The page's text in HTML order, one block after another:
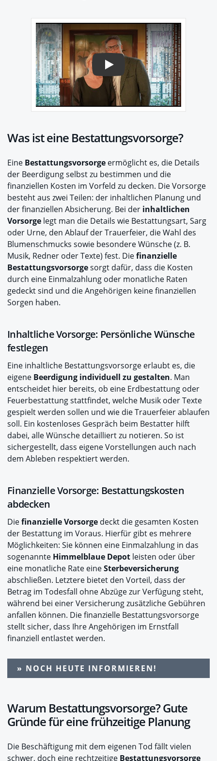
Play
Was ist eine Bestattungsvorsorge?
Eine Bestattungsvorsorge ermöglicht es, die Details
der Beerdigung selbst zu bestimmen und die
finanziellen Kosten im Vorfeld zu decken. Die Vorsorge
besteht aus zwei Teilen: der inhaltlichen Planung und
der finanziellen Absicherung. Bei der inhaltlichen
Vorsorge legt man die Details wie Bestattungsart, Sarg
oder Urne, den Ablauf der Trauerfeier, die Wahl des
Blumenschmucks sowie besondere Wünsche (z. B.
Musik, Redner oder Texte) fest. Diefinanzielle
Bestattungsvorsorgesorgt dafür, dass die Kosten
durch eine Einmalzahlung oder monatliche Raten
gedeckt sind und die Angehörigen keine finanziellen
Sorgen haben.
Inhaltliche Vorsorge: Persönliche Wünsche
festlegen
Eine inhaltliche Bestattungsvorsorge erlaubt es, die
eigene Beerdigung individuell zu gestalten. Man
entscheidet hier bereits, ob eine Erdbestattung oder
Feuerbestattung stattfindet, welche Musik oder Texte
gespielt werden sollen und wie die Trauerfeier ablaufen
soll. Ein kostenloses Gespräch beim Bestatter hilft
dabei, alle Wünsche detailliert zu notieren. So ist
sichergestellt, dass eigene Vorstellungen auch nach
dem Ableben respektiert werden.
Finanzielle Vorsorge: Bestattungskosten
abdecken
Diefinanzielle Vorsorge deckt die gesamten Kosten
der Bestattung im Voraus. Hierfür gibt es mehrere
Möglichkeiten: Sie können eine Einmalzahlung in das
sogenannte Himmelblaue Depot leisten oder über
eine monatliche Rate eineSterbeversicherung
abschließen. Letztere bietet den Vorteil, dass der
Betrag im Todesfall ohne Abzüge zur Verfügung steht,
während bei einer Versicherung zusätzliche Gebühren
anfallen können. Die finanzielle Bestattungsvorsorge
stellt sicher, dass Ihre Angehörigen im Ernstfall
finanziell entlastet werden.
» NOCH HEUTE INFORMIEREN!
Warum Bestattungsvorsorge? Gute
Gründe für eine frühzeitige Planung
Die Beschäftigung mit dem eigenen Tod fällt vielen
schwer, doch eine rechtzeitige Bestattungsvorsorge